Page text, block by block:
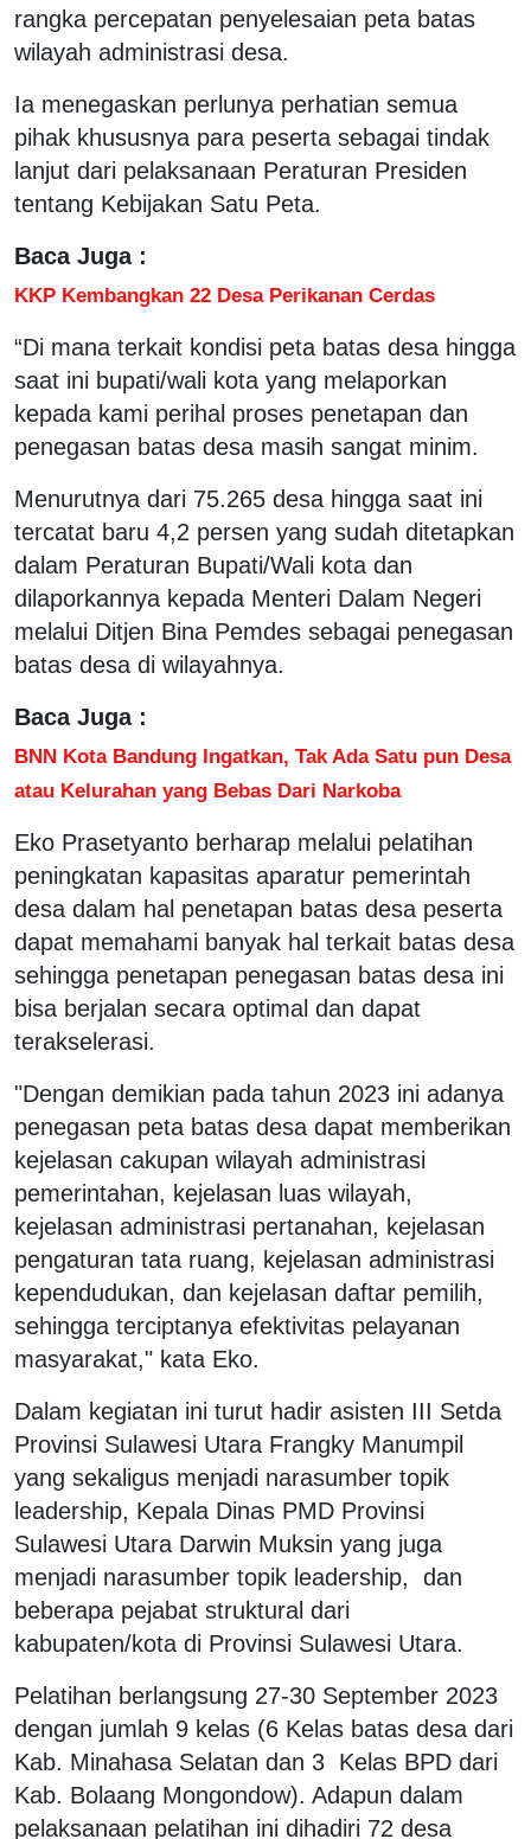
rangka percepatan penyelesaian peta batas
wilayah administrasi desa.
Ia menegaskan perlunya perhatian semua
pihak khususnya para peserta sebagai tindak
lanjut dari pelaksanaan Peraturan Presiden
tentang Kebijakan Satu Peta.
Baca Juga :
KKP Kembangkan 22 Desa Perikanan Cerdas
“Di mana terkait kondisi peta batas desa hingga
saat ini bupati/wali kota yang melaporkan
kepada kami perihal proses penetapan dan
penegasan batas desa masih sangat minim.
Menurutnya dari 75.265 desa hingga saat ini
tercatat baru 4,2 persen yang sudah ditetapkan
dalam Peraturan Bupati/Wali kota dan
dilaporkannya kepada Menteri Dalam Negeri
melalui Ditjen Bina Pemdes sebagai penegasan
batas desa di wilayahnya.
Baca Juga :
BNN Kota Bandung Ingatkan, Tak Ada Satu pun Desa
atau Kelurahan yang Bebas Dari Narkoba
Eko Prasetyanto berharap melalui pelatihan
peningkatan kapasitas aparatur pemerintah
desa dalam hal penetapan batas desa peserta
dapat memahami banyak hal terkait batas desa
sehingga penetapan penegasan batas desa ini
bisa berjalan secara optimal dan dapat
terakselerasi.
"Dengan demikian pada tahun 2023 ini adanya
penegasan peta batas desa dapat memberikan
kejelasan cakupan wilayah administrasi
pemerintahan, kejelasan luas wilayah,
kejelasan administrasi pertanahan, kejelasan
pengaturan tata ruang, kejelasan administrasi
kependudukan, dan kejelasan daftar pemilih,
sehingga terciptanya efektivitas pelayanan
masyarakat," kata Eko.
Dalam kegiatan ini turut hadir asisten III Setda
Provinsi Sulawesi Utara Frangky Manumpil
yang sekaligus menjadi narasumber topik
leadership, Kepala Dinas PMD Provinsi
Sulawesi Utara Darwin Muksin yang juga
menjadi narasumber topik leadership, dan
beberapa pejabat struktural dari
kabupaten/kota di Provinsi Sulawesi Utara.
Pelatihan berlangsung 27-30 September 2023
dengan jumlah 9 kelas (6 Kelas batas desa dari
Kab. Minahasa Selatan dan 3 Kelas BPD dari
Kab. Bolaang Mongondow). Adapun dalam
pelaksanaan pelatihan ini dihadiri 72 desa